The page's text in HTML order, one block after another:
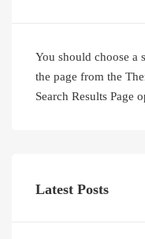
You should choose a
the page from the
Search Results Page
Latest Posts